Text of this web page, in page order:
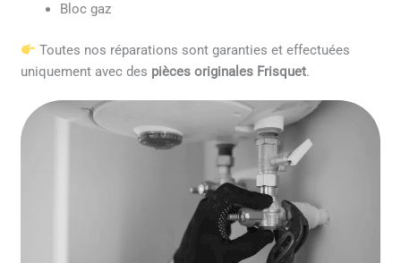
Bloc gaz
Toutes nos réparations sont garanties et effectuées
uniquement avec des pièces originales Frisquet.